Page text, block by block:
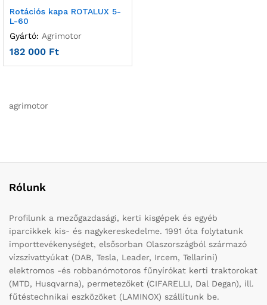
Rotációs kapa ROTALUX 5-
L-60
Gyártó: Agrimotor
182 000 Ft
agrimotor
Rólunk
Profilunk a mezőgazdasági, kerti kisgépek és egyéb
iparcikkek kis- és nagykereskedelme. 1991 óta folytatunk
importtevékenységet, elsősorban Olaszországból származó
vízszivattyúkat (DAB, Tesla, Leader, Ircem, Tellarini)
elektromos -és robbanómotoros fűnyírókat kerti traktorokat
(MTD, Husqvarna), permetezőket (CIFARELLI, Dal Degan), ill.
fűtéstechnikai eszközöket (LAMINOX) szállítunk be.